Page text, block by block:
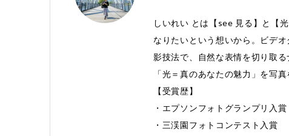
しいれい とは【see 見る】と【
なりたいという想いから。ビデ
影技法で、自然な表情を切り取
「光＝真のあなたの魅力」を写
【受賞歴】
・エプソンフォトグランプリ入賞
・三渓園フォトコンテスト入賞